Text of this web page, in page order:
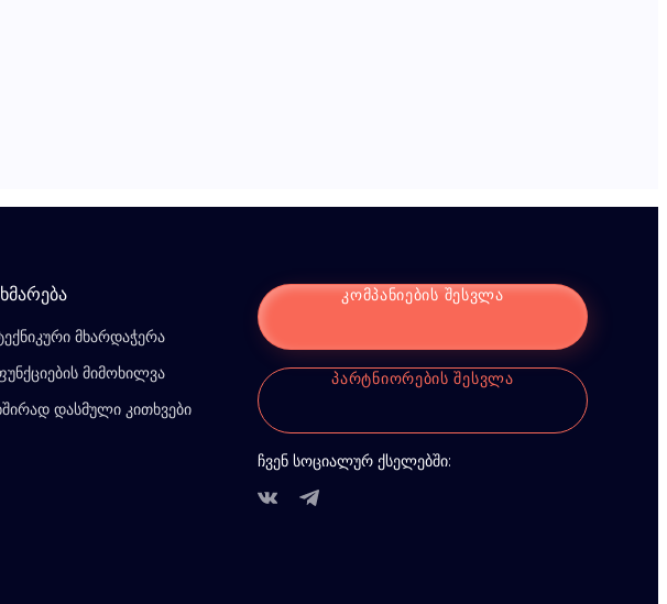
მხარდაჭერა
მიმოხილვა
დასმული კითხვები
ᲙᲝᲛᲞᲐᲜᲘᲔᲑᲘᲡ ᲨᲔᲡᲕᲚᲐ
ᲞᲐᲠᲢᲜᲘᲝᲠᲔᲑᲘᲡ ᲨᲔᲡᲕᲚᲐ
ჩვენ სოციალურ ქსელებში: